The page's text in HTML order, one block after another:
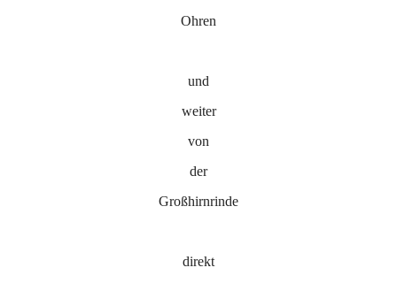
Ohren
und
weiter
von
der
Großhirnrinde
direkt